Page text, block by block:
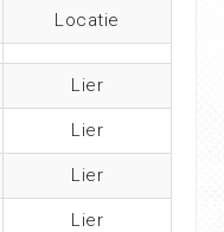
Locatie
Lier
Lier
Lier
Lier